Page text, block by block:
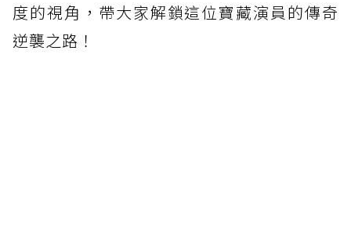
度的視角，帶大家解鎖這位寶藏演員的傳奇
逆襲之路！